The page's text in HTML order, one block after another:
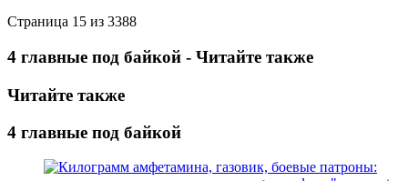
Страница 15 из 3388
4 главные под байкой - Читайте также
Читайте также
4 главные под байкой